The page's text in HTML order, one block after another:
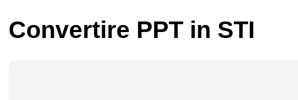
Libri convertitore
Convertire PPT in STI